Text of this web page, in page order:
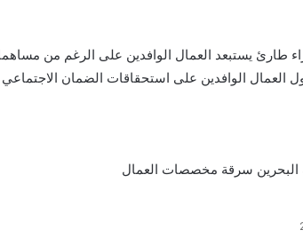
طارئ يستبعد العمال الوافدين على الرغم من
العمال الوافدين على استحقاقات الضمان
سرقة مخصصات العمال